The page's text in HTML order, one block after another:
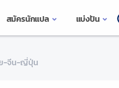
สมัครนักแปล แบ่งปัน
ย-จีน-ญี่ปุ่น